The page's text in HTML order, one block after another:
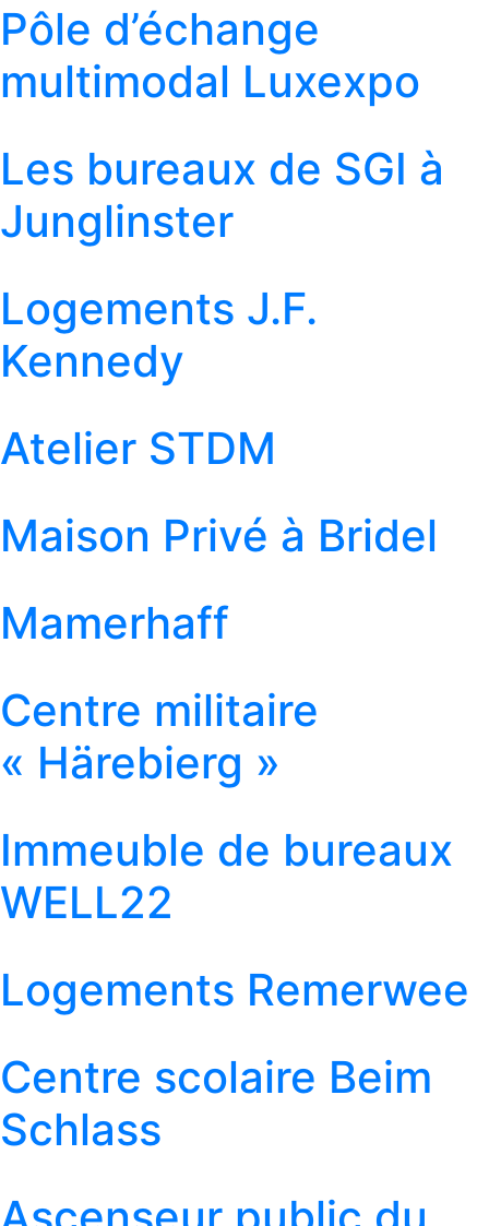
Pôle d’échange
multimodal Luxexpo
Les bureaux de SGI à
Junglinster
Logements J.F.
Kennedy
Atelier STDM
Maison Privé à Bridel
Mamerhaff
Centre militaire
« Härebierg »
Immeuble de bureaux
WELL22
Logements Remerwee
Centre scolaire Beim
Schlass